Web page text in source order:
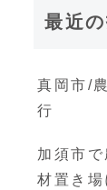
最近
真岡市/
行
加須市
材置き